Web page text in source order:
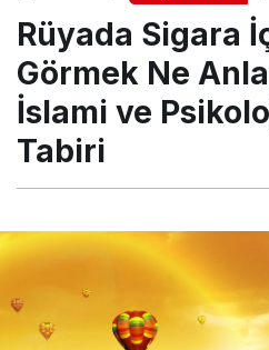
Rüyada Sigara
Görmek Ne
İslami ve
Tabiri